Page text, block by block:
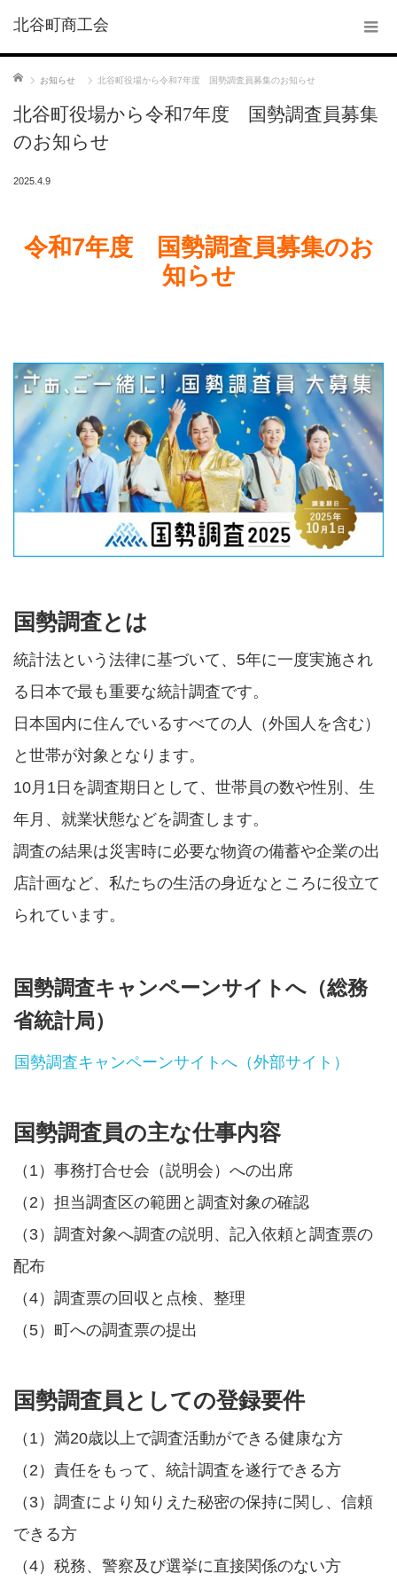
北谷町商工会
ホーム お知らせ 北谷町役場から令和7年度 国勢調査員募集のお知らせ
北谷町役場から令和7年度 国勢調査員募集
のお知らせ
2025.4.9
令和7年度 国勢調査員募集のお
知らせ
国勢調査とは
統計法という法律に基づいて、5年に一度実施され
る日本で最も重要な統計調査です。
日本国内に住んでいるすべての人（外国人を含む）
と世帯が対象となります。
10月1日を調査期日として、世帯員の数や性別、生
年月、就業状態などを調査します。
調査の結果は災害時に必要な物資の備蓄や企業の出
店計画など、私たちの生活の身近なところに役立て
られています。
国勢調査キャンペーンサイトへ（総務
省統計局）
国勢調査キャンペーンサイトへ（外部サイト）
国勢調査員の主な仕事内容
（1）事務打合せ会（説明会）への出席
（2）担当調査区の範囲と調査対象の確認
（3）調査対象へ調査の説明、記入依頼と調査票の
配布
（4）調査票の回収と点検、整理
（5）町への調査票の提出
国勢調査員としての登録要件
（1）満20歳以上で調査活動ができる健康な方
（2）責任をもって、統計調査を遂行できる方
（3）調査により知りえた秘密の保持に関し、信頼
できる方
（4）税務、警察及び選挙に直接関係のない方